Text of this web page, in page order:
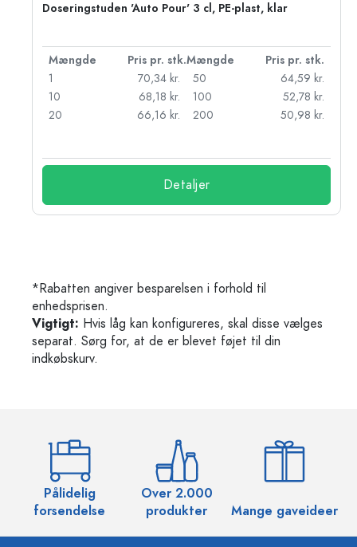
Doseringstuden 'Auto Pour' 3 cl, PE-plast, klar
Mængde Pris pr. stk.Mængde
Pris pr. stk.
1
70,34 kr.
10
68,18 kr.
20
66,16 kr.
50
64,59 kr.
100
52,78 kr.
200
50,98 kr.
Detaljer
*Rabatten angiver besparelsen i forhold til
enhedsprisen.
Vigtigt: Hvis låg kan konfigureres, skal disse vælges
separat. Sørg for, at de er blevet føjet til din
indkøbskurv.
Pålidelig
forsendelse
Over 2.000
produkter
Mange gaveideer